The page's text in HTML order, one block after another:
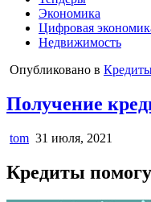
Экономика
Цифровая
Недвижимость
Опубликовано в
Получение
tom 31 июля, 2021
Кредиты